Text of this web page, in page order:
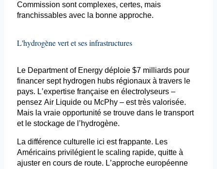
Commission sont complexes, certes, mais
franchissables avec la bonne approche.
L'hydrogène vert et ses infrastructures
Le Departmentof Energy déploie $7 milliards pour
financer sept hydrogen hubs régionaux à travers le
pays. L’expertise française en électrolyseurs –
pensez Air Liquide ou McPhy– est très valorisée.
Mais la vraie opportunité se trouve dans le transport
et le stockage de l’hydrogène.
La différence culturelle ici est frappante. Les
Américains privilégient le scaling rapide, quitte à
ajuster en cours de route. L’approche européenne